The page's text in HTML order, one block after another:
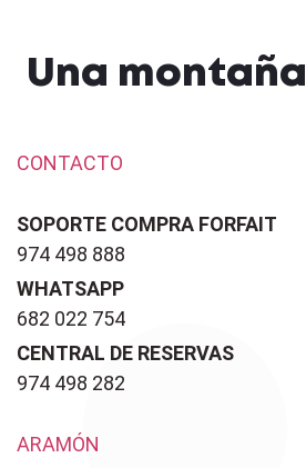
Una montaña
CONTACTO
SOPORTE COMPRA FORFAIT
974 498 888
WHATSAPP
682 022 754
CENTRAL DE RESERVAS
974 498 282
ARAMÓN